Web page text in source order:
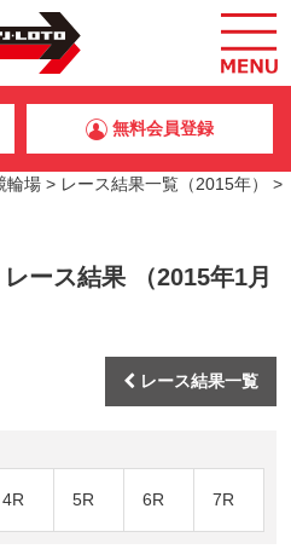
無料会員登録
輪場 > レース結果一覧（2015年）
>
ース結果 （2015年1月
レース結果一覧
4R 5R 6R 7R